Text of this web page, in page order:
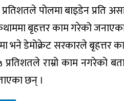
प्रतिशतले पोलमा बाइडेन
बृहत्तर काम गरेको
भने डेमोक्रेट सरकारले बृहत्तर
राम्रो काम नगरेको
छन् ।